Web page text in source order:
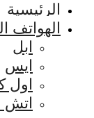
الرئيسية
الهواتف
ابل
ايس
اول
اتش